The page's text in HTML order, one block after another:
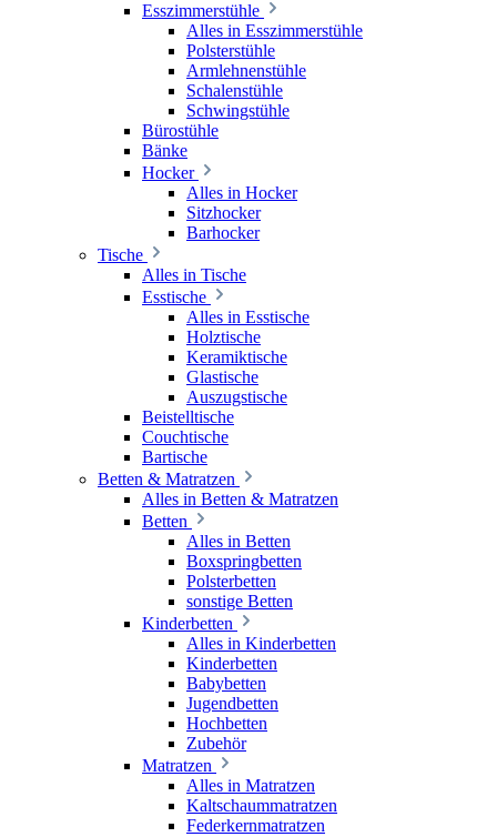
Esszimmerstühle
Alles in Esszimmerstühle
Polsterstühle
Armlehnenstühle
Schalenstühle
Schwingstühle
Bürostühle
Bänke
Hocker
Alles in Hocker
Sitzhocker
Barhocker
Tische
Alles in Tische
Esstische
Alles in Esstische
Holztische
Keramiktische
Glastische
Auszugstische
Beistelltische
Couchtische
Bartische
Betten & Matratzen
Alles in Betten & Matratzen
Betten
Alles in Betten
Boxspringbetten
Polsterbetten
sonstige Betten
Kinderbetten
Alles in Kinderbetten
Kinderbetten
Babybetten
Jugendbetten
Hochbetten
Zubehör
Matratzen
Alles in Matratzen
Kaltschaummatratzen
Federkernmatratzen